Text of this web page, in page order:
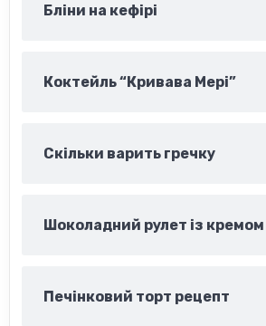
Бліни на кефірі
Коктейль “Кривава Мері”
Скільки варить гречку
Шоколадний рулет із
Печінковий торт рецепт